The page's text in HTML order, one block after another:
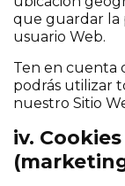
que guardar la
usuario Web.
Ten en cuenta
podrás utilizar
nuestro Sitio
iv.